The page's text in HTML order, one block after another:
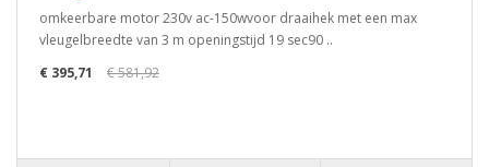
omkeerbare motor 230v ac-150wvoor draaihek met een max
vleugelbreedte van 3 m openingstijd 19 sec90 ..
€ 395,71
€ 581,92